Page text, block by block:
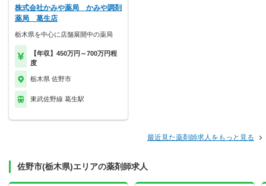
株式会社かみや薬局 かみや調剤
薬局 葛生店
栃木県を中心に店舗展開中の薬局
【年収】450万円～700万円程
度
栃木県 佐野市
東武佐野線 葛生駅
最近見た薬剤師求人をもっと見る
佐野市(栃木県)エリアの薬剤師求人